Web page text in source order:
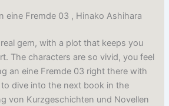
eine Fremde 03 , Hinako Ashihara
gem, with a plot that keeps you
The characters are so vivid, you feel
an eine Fremde 03 right there with
to dive into the next book in the
von Kurzgeschichten und Novellen